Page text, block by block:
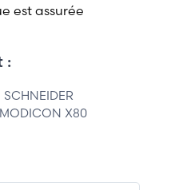
est assurée
:
X80